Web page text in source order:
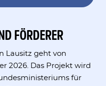
FÖRDERER
Lausitz geht von
2026. Das Projekt wird
für